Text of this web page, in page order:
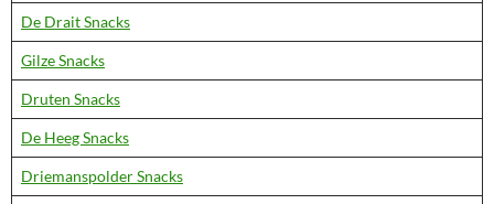
De Drait Snacks
Gilze Snacks
Druten Snacks
De Heeg Snacks
Driemanspolder Snacks